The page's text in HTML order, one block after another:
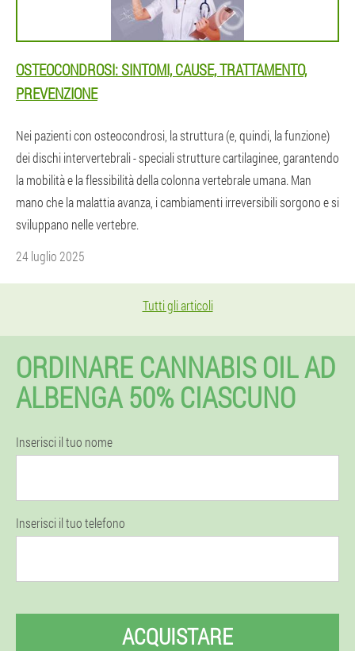
OSTEOCONDROSI: SINTOMI, CAUSE, TRATTAMENTO,
PREVENZIONE
Nei pazienti con osteocondrosi, la struttura (e, quindi, la funzione)
dei dischi intervertebrali - speciali strutture cartilaginee, garantendo
la mobilità e la flessibilità della colonna vertebrale umana. Man
mano che la malattia avanza, i cambiamenti irreversibili sorgono e si
sviluppano nelle vertebre.
24 luglio 2025
Tutti gli articoli
ORDINARE CANNABIS OIL AD
ALBENGA 50% CIASCUNO
Inserisci il tuo nome
Inserisci il tuo telefono
ACQUISTARE